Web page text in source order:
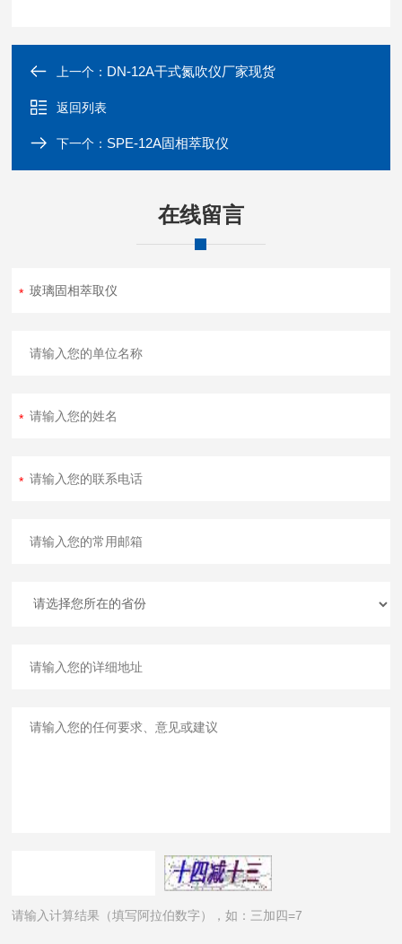
上一个： DN-12A干式氮吹仪厂家现货
返回列表
下一个： SPE-12A固相萃取仪
在线留言
请输入计算结果（填写阿拉伯数字），如：三加四=7